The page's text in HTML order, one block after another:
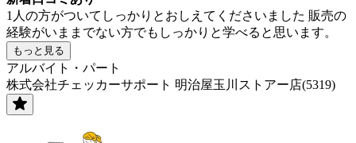
1人の方がついてしっかりとおしえてくださいました 販売の
経験がいままでない方でもしっかりと学べると思います。
もっと見る
アルバイト・パート
株式会社チェッカーサポート 明治屋玉川ストアー店(5319)